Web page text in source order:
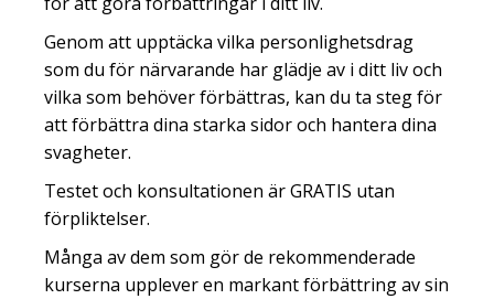
Genom att upptäcka vilka personlighetsdrag
som du för närvarande har glädje av i ditt liv och
vilka som behöver förbättras, kan du ta steg för
att förbättra dina starka sidor och hantera dina
svagheter.
Testet och konsultationen är GRATIS utan
förpliktelser.
Många av dem som gör de rekommenderade
kurserna upplever en markant förbättring av sin